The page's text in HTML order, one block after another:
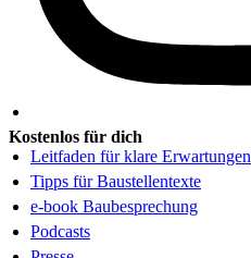
Kostenlos für dich
Leitfaden für klare Erwartungen
Tipps für Baustellentexte
e-book Baubesprechung
Podcasts